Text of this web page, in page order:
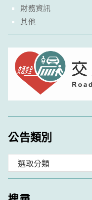
財務資訊
其他
公告類別
類